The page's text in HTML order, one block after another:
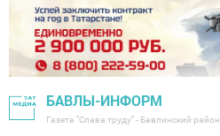
БАВЛЫ-ИНФОРМ
Газета "Слава труду" - Бавлинский район